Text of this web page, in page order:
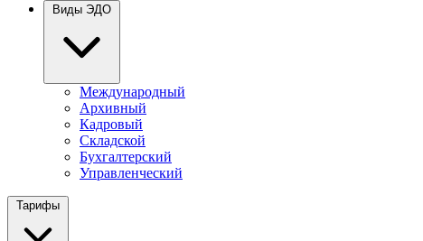
Виды ЭДО
Международный
Архивный
Кадровый
Складской
Бухгалтерский
Управленческий
Тарифы